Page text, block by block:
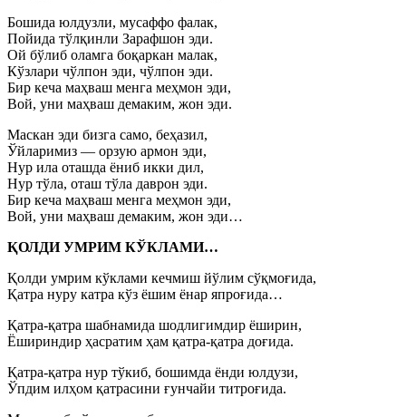
Бошида юлдузли, мусаффо фалак,
Пойида тўлқинли Зарафшон эди.
Ой бўлиб оламга боқаркан малак,
Кўзлари чўлпон эди, чўлпон эди.
Бир кеча маҳваш менга меҳмон эди,
Вой, уни маҳваш демаким, жон эди.
Маскан эди бизга само, беҳазил,
Ўйларимиз — орзую армон эди,
Нур ила оташда ёниб икки дил,
Нур тўла, оташ тўла даврон эди.
Бир кеча маҳваш менга меҳмон эди,
Вой, уни маҳваш демаким, жон эди…
ҚОЛДИ УМРИМ КЎКЛАМИ…
Қолди умрим кўклами кечмиш йўлим сўқмоғида,
Қатра нуру катра кўз ёшим ёнар япроғида…
Қатра-қатра шабнамида шодлигимдир ёширин,
Ёшириндир ҳасратим ҳам қатра-қатра доғида.
Қатра-қатра нур тўкиб, бошимда ёнди юлдузи,
Ўпдим илҳом қатрасини ғунчайи титроғида.